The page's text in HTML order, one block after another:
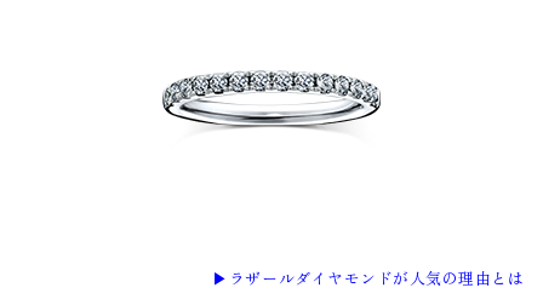
▶︎ラザールダイヤモンドが人気の理由とは